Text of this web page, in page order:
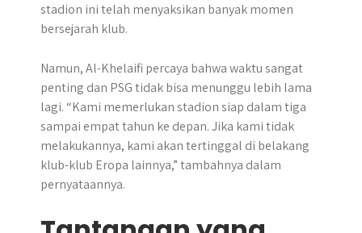
stadion ini telah menyaksikan banyak momen
bersejarah klub.
Namun, Al-Khelaifi percaya bahwa waktu sangat
penting dan PSG tidak bisa menunggu lebih lama
lagi. “Kami memerlukan stadion siap dalam tiga
sampai empat tahun ke depan. Jika kami tidak
melakukannya, kami akan tertinggal di belakang
klub-klub Eropa lainnya,” tambahnya dalam
pernyataannya.